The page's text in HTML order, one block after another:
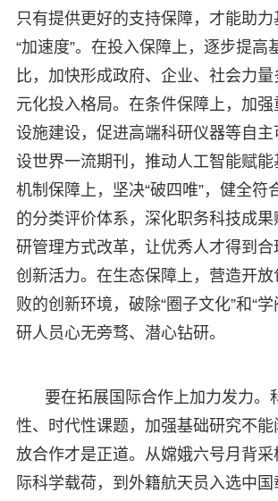
只有提供更好的支持保障，才能助力
“加速度”。在投入保障上，逐步提高
比，加快形成政府、企业、社会力
元化投入格局。在条件保障上，加
设施建设，促进高端科研仪器等自主
设世界一流期刊，推动人工智能赋能
机制保障上，坚决“破四唯”，健全符
的分类评价体系，深化职务科技成
研管理方式改革，让优秀人才得到
创新活力。在生态保障上，营造开放
败的创新环境，破除“圈子文化”和“
研人员心无旁骛、潜心钻研。
要在拓展国际合作上加力发力。
性、时代性课题，加强基础研究不能
放合作才是正道。从嫦娥六号月背采
际科学载荷，到外籍航天员入选中